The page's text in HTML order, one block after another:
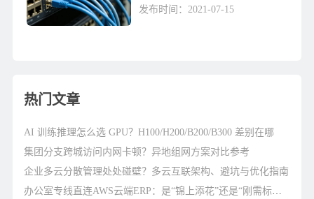
以安裝应用软件，配置比一般的电
发布时间：2021-07-15
热门文章
AI 训练推理怎么选 GPU？H100/H200/B200/B300 差别在哪
集团分支跨城访问内网卡顿？异地组网方案对比参考
企业多云分散管理处处碰壁？多云互联架构、避坑与优化指南
办公室专线直连AWS云端ERP：是“锦上添花”还是“刚需标配”？